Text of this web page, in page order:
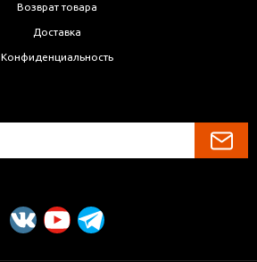
Возврат товара
Доставка
Конфиденциальность